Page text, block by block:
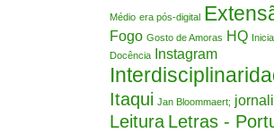
Médio era pós-digital
Fogo Gosto de Amoras HQ
Docência Instagram
Itaqui Jan Bloommaert;
Leitura Letras -